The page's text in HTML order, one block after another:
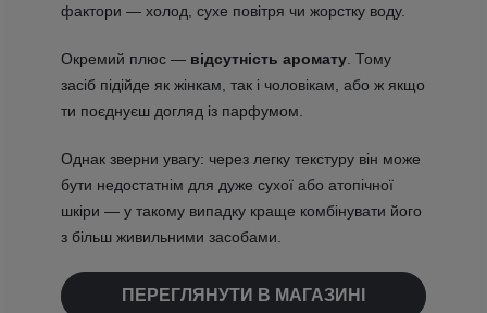
фактори — холод, сухе повітря чи жорстку воду.
Окремий плюс — відсутність аромату. Тому
засіб підійде як жінкам, так і чоловікам, або ж якщо
ти поєднуєш догляд із парфумом.
Однак зверни увагу: через легку текстуру він може
бути недостатнім для дуже сухої або атопічної
шкіри — у такому випадку краще комбінувати його
з більш живильними засобами.
ПЕРЕГЛЯНУТИ В МАГАЗИНІ